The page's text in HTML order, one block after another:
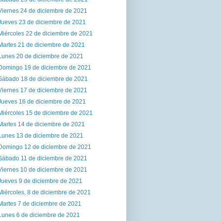
24 de diciembre de 2021
23 de diciembre de 2021
22 de diciembre de 2021
21 de diciembre de 2021
20 de diciembre de 2021
19 de diciembre de 2021
18 de diciembre de 2021
17 de diciembre de 2021
16 de diciembre de 2021
15 de diciembre de 2021
14 de diciembre de 2021
13 de diciembre de 2021
12 de diciembre de 2021
11 de diciembre de 2021
10 de diciembre de 2021
9 de diciembre de 2021
8 de diciembre de 2021
7 de diciembre de 2021
6 de diciembre de 2021